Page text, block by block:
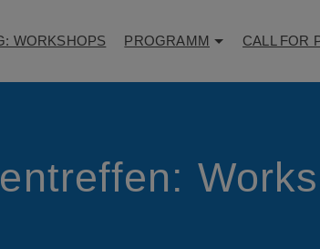
WORKSHOPS PROGRAMM CALL FOR